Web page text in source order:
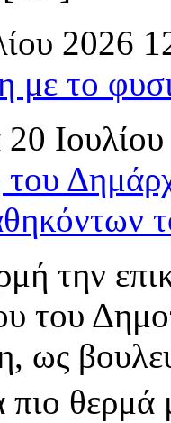
2026
με το
20
την
του
ως
πιο